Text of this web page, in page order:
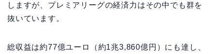
しますが、プレミアリーグの経済力はその中でも群を
抜いています。
総収益は約77億ユーロ（約1兆3,860億円）にも達し、